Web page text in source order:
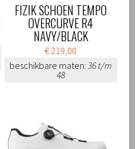
FIZIK SCHOEN TEMPO
OVERCURVE R4
NAVY/BLACK
€ 219,00
beschikbare maten: 36 t/m
48